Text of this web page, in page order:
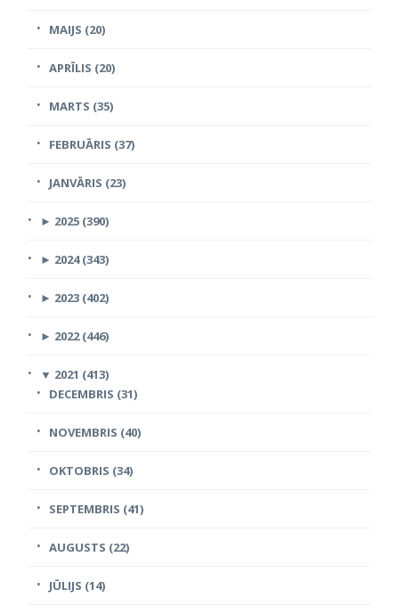
MAIJS (20)
APRĪLIS (20)
MARTS (35)
FEBRUĀRIS (37)
JANVĀRIS (23)
► 2025 (390)
► 2024 (343)
► 2023 (402)
► 2022 (446)
▼ 2021 (413)
DECEMBRIS (31)
NOVEMBRIS (40)
OKTOBRIS (34)
SEPTEMBRIS (41)
AUGUSTS (22)
JŪLIJS (14)